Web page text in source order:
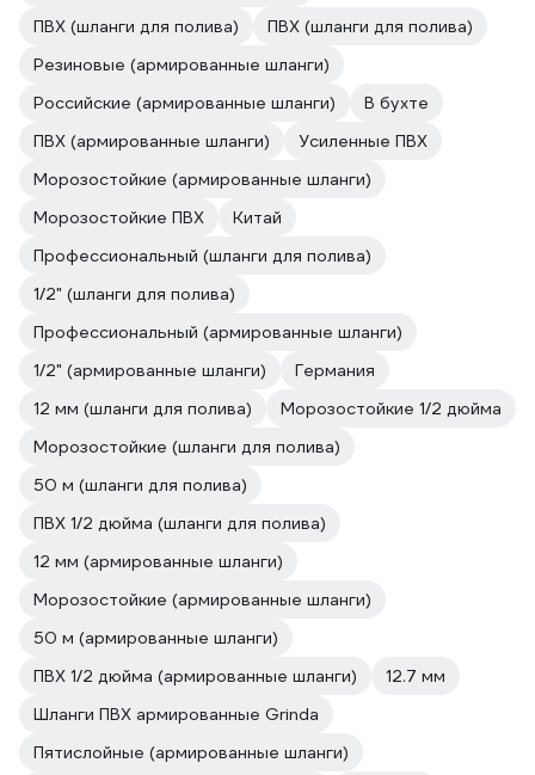
ПВХ (шланги для полива)
ПВХ (шланги для полива)
Резиновые (армированные шланги)
Российские (армированные шланги)
В бухте
ПВХ (армированные шланги)
Усиленные ПВХ
Морозостойкие (армированные шланги)
Морозостойкие ПВХ
Китай
Профессиональный (шланги для полива)
1/2" (шланги для полива)
Профессиональный (армированные шланги)
1/2" (армированные шланги)
Германия
12 мм (шланги для полива)
Морозостойкие 1/2 дюйма
Морозостойкие (шланги для полива)
50 м (шланги для полива)
ПВХ 1/2 дюйма (шланги для полива)
12 мм (армированные шланги)
Морозостойкие (армированные шланги)
50 м (армированные шланги)
ПВХ 1/2 дюйма (армированные шланги)
12.7 мм
Шланги ПВХ армированные Grinda
Пятислойные (армированные шланги)